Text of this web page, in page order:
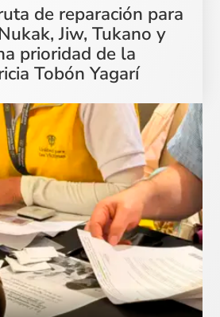
de reparación para
Jiw, Tukano y
prioridad de la
Tobón Yagarí